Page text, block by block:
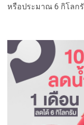
หรือประมาณ 6 กิโลกรั